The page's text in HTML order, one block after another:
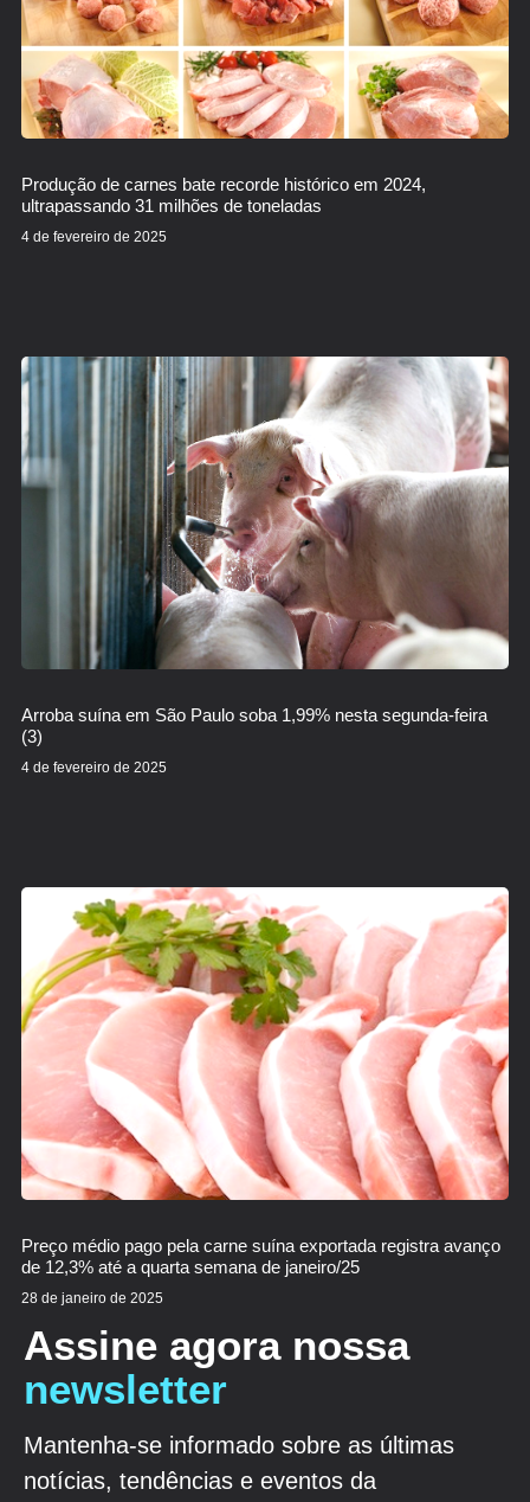
Produção de carnes bate recorde histórico em 2024,
ultrapassando 31 milhões de toneladas
4 de fevereiro de 2025
Arroba suína em São Paulo soba 1,99% nesta segunda-feira
(3)
4 de fevereiro de 2025
Preço médio pago pela carne suína exportada registra avanço
de 12,3% até a quarta semana de janeiro/25
28 de janeiro de 2025
Assine agora nossa
newsletter
Mantenha-se informado sobre as últimas
notícias, tendências e eventos da